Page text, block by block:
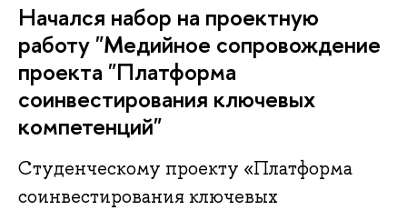
Начался набор на проектную
работу "Медийное сопровождение
проекта "Платформа
соинвестирования ключевых
компетенций"
Студенческому проекту «Платформа
соинвестирования ключевых